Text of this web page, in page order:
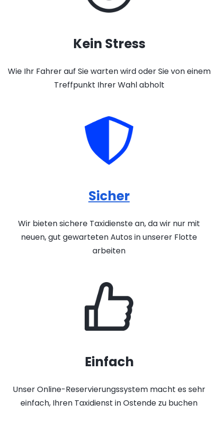
Kein Stress
Wie Ihr Fahrer auf Sie warten wird oder Sie von einem
Treffpunkt Ihrer Wahl abholt
Sicher
Wir bieten sichere Taxidienste an, da wir nur mit
neuen, gut gewarteten Autos in unserer Flotte
arbeiten
Einfach
Unser Online-Reservierungssystem macht es sehr
einfach, Ihren Taxidienst in Ostende zu buchen